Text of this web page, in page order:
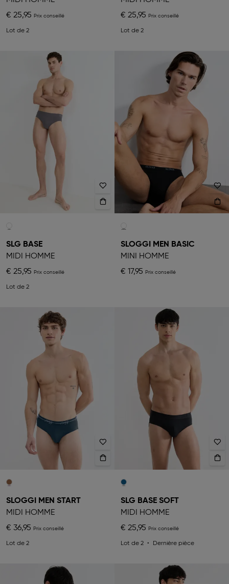
€ 25,95
Lot de 2
€ 25,95
Lot de 2
SLG BASE
MIDI HOMME
€ 25,95
Lot de 2
SLOGGI MEN BASIC
MINI HOMME
€ 17,95
SLOGGI MEN START
MIDI HOMME
€ 36,95
Lot de 2
SLG BASE SOFT
MIDI HOMME
€ 25,95
Lot de 2 Dernière pièce